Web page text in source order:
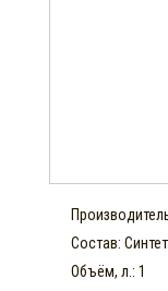
Состав:
Объём, л.: 1